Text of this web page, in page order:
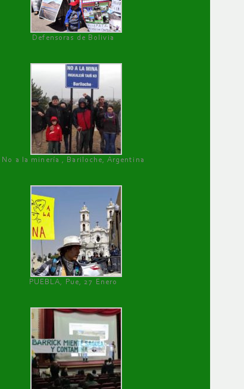
Defensoras de Bolivia
No a la minería , Bariloche, Argentina
PUEBLA, Pue, 27 Enero